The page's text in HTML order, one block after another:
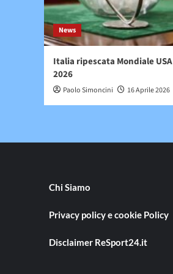
News
Italia ripescata Mondiale USA
2026
Paolo Simoncini 16 Aprile 2026
Chi Siamo
Privacy policy e cookie Policy
Disclaimer ReSport24.it